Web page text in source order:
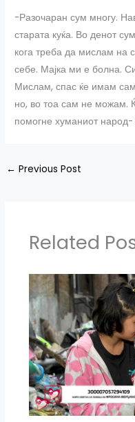
-Разочаран сум многу.
старата куќа. Во денот
кога треба да мислам на
себе. Мајка ми е болна.
Мислам, спас ќе имам
но, во тоа сам не можам.
помогне хуманиот народ-
← Previous Post
Related